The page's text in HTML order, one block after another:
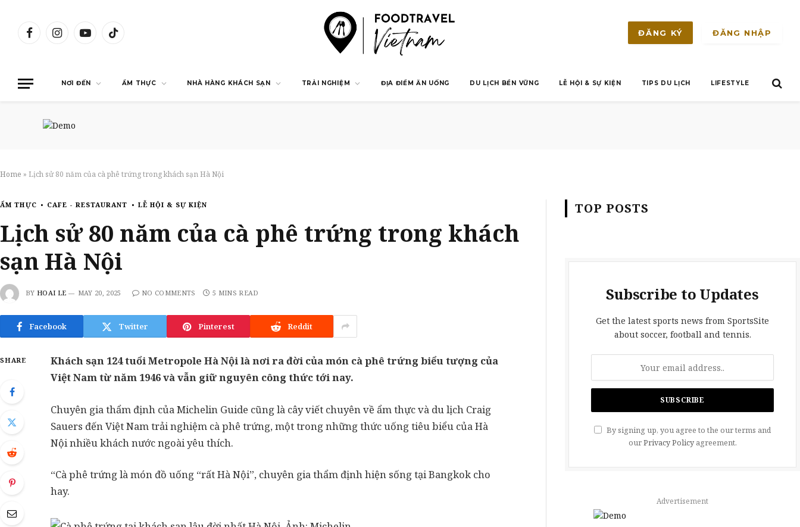
FacebookInstagramYouTubeTikTok ĐĂNG KÝ ĐĂNG NHẬP
NƠI ĐẾN ẨM THỰC NHÀ HÀNG KHÁCH SẠN TRẢI NGHIỆM ĐỊA ĐIỂM ĂN UỐNG DU LỊCH BỀN VỮNG LỄ HỘI & SỰ KIỆN TIPS DU LỊCH LIFESTYLE
Home » Lịch sử 80 năm của cà phê trứng trong khách sạn Hà Nội
ẨM THỰC CAFE - RESTAURANT LỄ HỘI & SỰ KIỆN
Lịch sử 80 năm của cà phê trứng trong khách
sạn Hà Nội
BY HOAI LE MAY 20, 2025 NO COMMENTS 5 MINS READ
Facebook Twitter Pinterest Reddit
SHARE
Khách sạn 124 tuổi Metropole Hà Nội là nơi ra đời của món cà phê trứng biểu tượng của
Việt Nam từ năm 1946 và vẫn giữ nguyên công thức tới nay.
Chuyên gia thẩm định của Michelin Guide cũng là cây viết chuyên về ẩm thực và du lịch Craig
Sauers đến Việt Nam trải nghiệm cà phê trứng, một trong những thức uống tiêu biểu của Hà
Nội nhiều khách nước ngoài yêu thích.
“Cà phê trứng là món đồ uống “rất Hà Nội”, chuyên gia thẩm định hiện sống tại Bangkok cho
hay.
TOP POSTS
Subscribe to Updates
Get the latest sports news from SportsSite
about soccer, football and tennis.
By signing up, you agree to the our terms and
ourPrivacy Policyagreement.
Advertisement